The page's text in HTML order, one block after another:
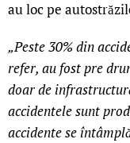
au loc pe
„Peste 30% din
refer, au fost pre
doar de
accidentele sunt
accidente se